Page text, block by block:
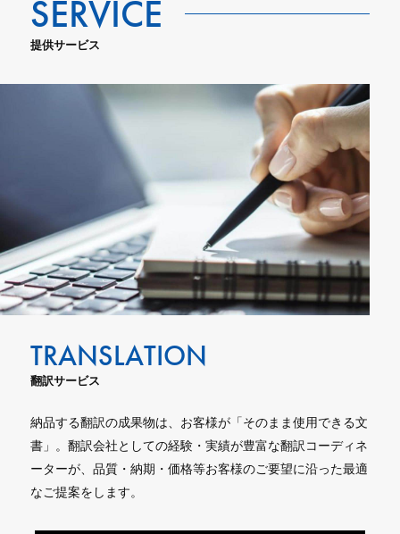
提供サービス
翻訳サービス
納品する翻訳の成果物は、お客様が「そのまま使用できる文
書」。翻訳会社としての経験・実績が豊富な翻訳コーディネ
ーターが、品質・納期・価格等お客様のご要望に沿った最適
なご提案をします。